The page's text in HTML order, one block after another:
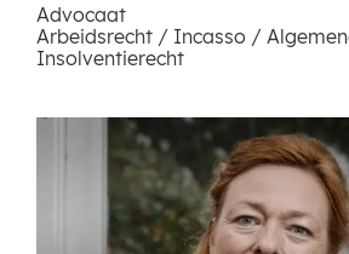
Advocaat
Arbeidsrecht / Incasso /
Insolventierecht